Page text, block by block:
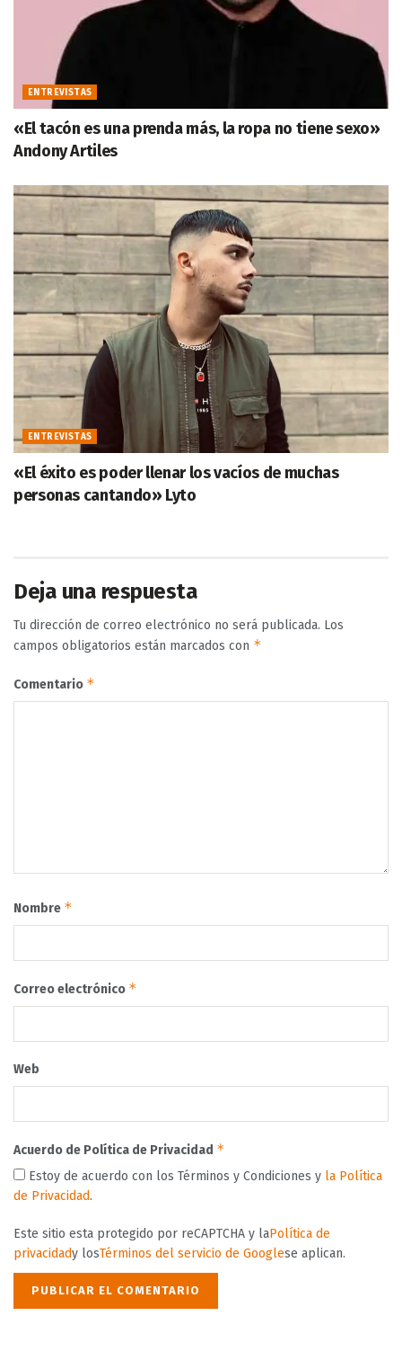
ENTREVISTAS
«El tacón es una prenda más, la ropa no tiene sexo»
Andony Artiles
ENTREVISTAS
«El éxito es poder llenar los vacíos de muchas
personas cantando» Lyto
Deja una respuesta
Tu dirección de correo electrónico no será publicada. Los
campos obligatorios están marcados con *
Comentario *
Nombre *
Correo electrónico *
Web
Acuerdo de Política de Privacidad *
Estoy de acuerdo con los Términos y Condiciones y la Política
de Privacidad.
Este sitio esta protegido por reCAPTCHA y laPolítica de
privacidady losTérminos del servicio de Googlese aplican.